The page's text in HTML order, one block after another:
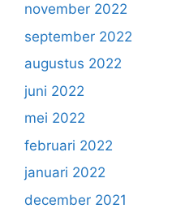
november 2022
september 2022
augustus 2022
juni 2022
mei 2022
februari 2022
januari 2022
december 2021